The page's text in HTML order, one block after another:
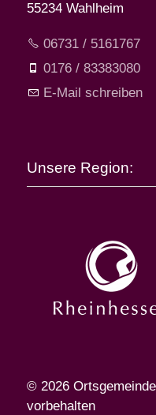
55234 Wahlheim
06731 / 5161767
0176 / 83383080
E-Mail schreiben
Unsere Region:
© 2026
vorbehalten